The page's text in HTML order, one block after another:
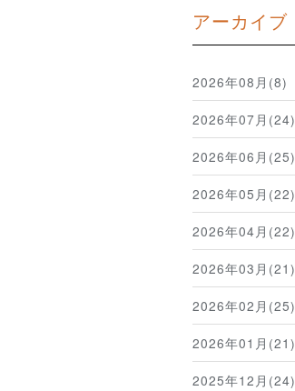
アーカイブ
2026年08月(8)
2026年07月(24)
2026年06月(25)
2026年05月(22)
2026年04月(22)
2026年03月(21)
2026年02月(25)
2026年01月(21)
2025年12月(24)